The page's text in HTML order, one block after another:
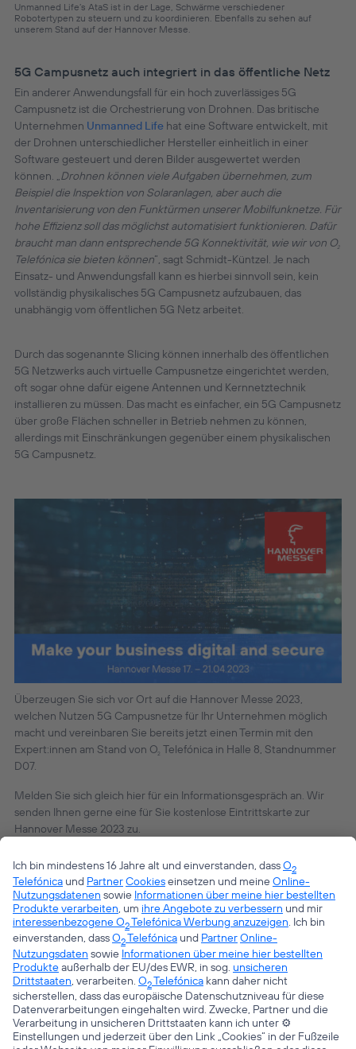
Unmanned Life’s AtaS ist in der Lage, Schwärme verschiedener
Robotertypen zu steuern und zu koordinieren. Ebenfalls zu sehen auf
unserem Stand auf der Hannover Messe.
5G Campusnetz auch integriert in das öffentliche Netz
Ein anderer Anwendungsfall für ein hoch zuverlässiges 5G
Campusnetz ist die Orchestrierung von Drohnen. Das britische
Unternehmen Unmanned Life hat eine Software entwickelt, mit
der Drohnen unterschiedlicher Hersteller einheitlich in einer
Software gesteuert und deren Bilder ausgewertet werden
können. „Drohnen können viele Aufgaben übernehmen, zum
Beispiel die Inspektion von Solaranlagen, aber auch die
Inventarisierung von den Funktürmen unserer Mobilfunknetze. Für
hohe Effizienz soll das möglichst automatisiert funktionieren. Dafür
braucht man dann entsprechende 5G Konnektivität, wie wir von O2
Telefónica sie bieten können“, sagt Schmidt-Küntzel. Je nach
Einsatz- und Anwendungsfall kann es hierbei sinnvoll sein, kein
vollständig physikalisches 5G Campusnetz aufzubauen, das
unabhängig vom öffentlichen 5G Netz arbeitet.
Durch das sogenannte Slicing können innerhalb des öffentlichen
5G Netzwerks auch virtuelle Campusnetze eingerichtet werden,
oft sogar ohne dafür eigene Antennen und Kernnetztechnik
installieren zu müssen. Das macht es einfacher, ein 5G Campusnetz
über große Flächen schneller in Betrieb nehmen zu können,
allerdings mit Einschränkungen gegenüber einem physikalischen
5G Campusnetz.
Überzeugen Sie sich vor Ort auf die Hannover Messe 2023,
welchen Nutzen 5G Campusnetze für Ihr Unternehmen möglich
macht und vereinbaren Sie bereits jetzt einen Termin mit den
Expert:innen am Stand von O2 Telefónica in Halle 8, Standnummer
D07.
Melden Sie sich gleich hier für ein Informationsgespräch an. Wir
senden Ihnen gerne eine für Sie kostenlose Eintrittskarte zur
Hannover Messe 2023 zu.
TERMIN VEREINBAREN
< ALLE BLOG EINTRÄGE
© Telefónica Germany GmbH & Co. OHG
Kontakt